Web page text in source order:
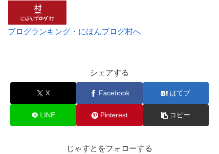
ブログランキング・にほんブログ村へ
シェアする
X Facebook はてブ
LINE Pinterest コピー
じゃすとをフォローする